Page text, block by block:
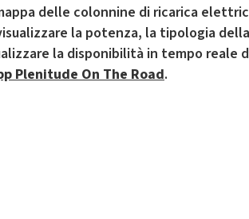
delle colonnine di ricarica
la potenza, la tipologia della
la disponibilità in tempo reale
Plenitude On The Road.
Il